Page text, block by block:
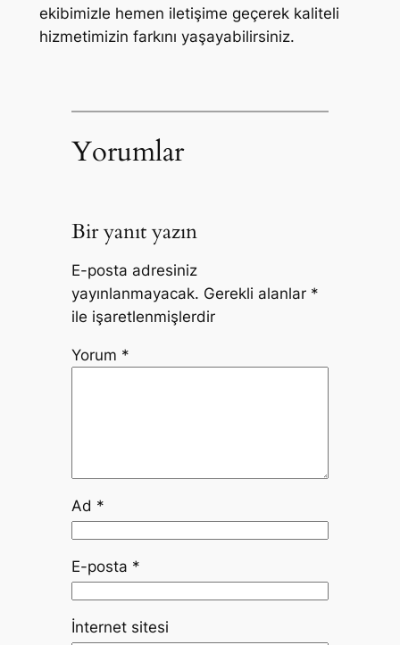
ekibimizle hemen iletişime geçerek kaliteli
hizmetimizin farkını yaşayabilirsiniz.
Yorumlar
Bir yanıt yazın
E-posta adresiniz
yayınlanmayacak. Gerekli alanlar *
ile işaretlenmişlerdir
Yorum *
Ad *
E-posta *
İnternet sitesi